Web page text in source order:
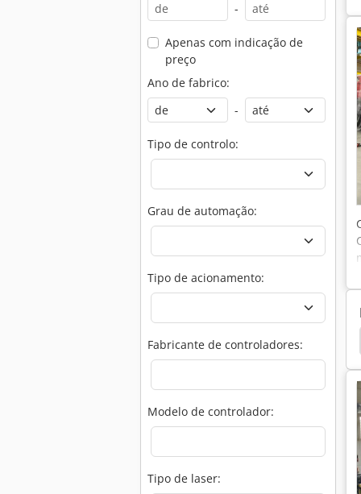
-
Apenas com indicação de
preço
Ano de fabrico:
-
Tipo de controlo:
Grau de automação:
Tipo de acionamento:
Fabricante de controladores:
Modelo de controlador:
Tipo de laser:
Hidráulica De Imprensa Amada Mada